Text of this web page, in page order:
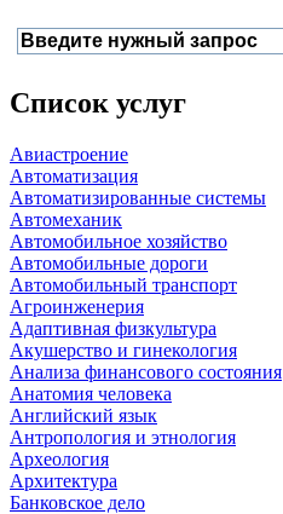
Список услуг
Авиастроение
Автоматизация
Автоматизированные системы
Автомеханик
Автомобильное хозяйство
Автомобильные дороги
Автомобильный транспорт
Агроинженерия
Адаптивная физкультура
Акушерство и гинекология
Анализа финансового состояния
Анатомия человека
Английский язык
Антропология и этнология
Археология
Архитектура
Банковское дело